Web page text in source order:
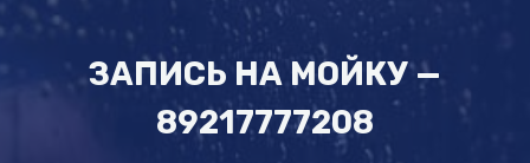
ЗАПИСЬ НА МОЙКУ —
89217777208